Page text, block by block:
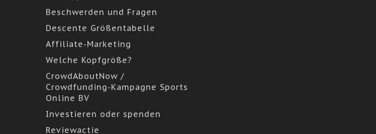
Beschwerden und Fragen
Descente Größentabelle
Affiliate-Marketing
Welche Kopfgröße?
CrowdAboutNow /
Crowdfunding-Kampagne Sports
Online BV
Investieren oder spenden
Reviewactie